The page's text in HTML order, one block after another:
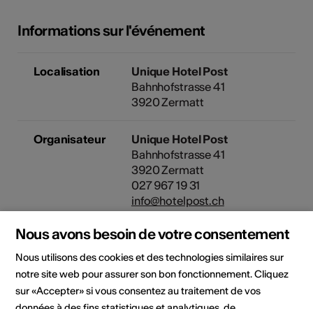
Informations sur l'événement
Localisation
Unique Hotel Post
Bahnhofstrasse 41
3920 Zermatt
Organisateur
Unique Hotel Post
Bahnhofstrasse 41
3920 Zermatt
027 967 19 31
info@hotelpost.ch
Cet événement a été annoncé
via la plateformeguidle.com. Si
vous avez des question sur
l'événement, veuillez contacter
l'organisateur ou l'office du
Nous avons besoin de votre consentement
Nous utilisons des cookies et des technologies similaires sur
notre site web pour assurer son bon fonctionnement. Cliquez
sur «Accepter» si vous consentez au traitement de vos